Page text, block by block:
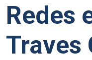
Redes
Traves